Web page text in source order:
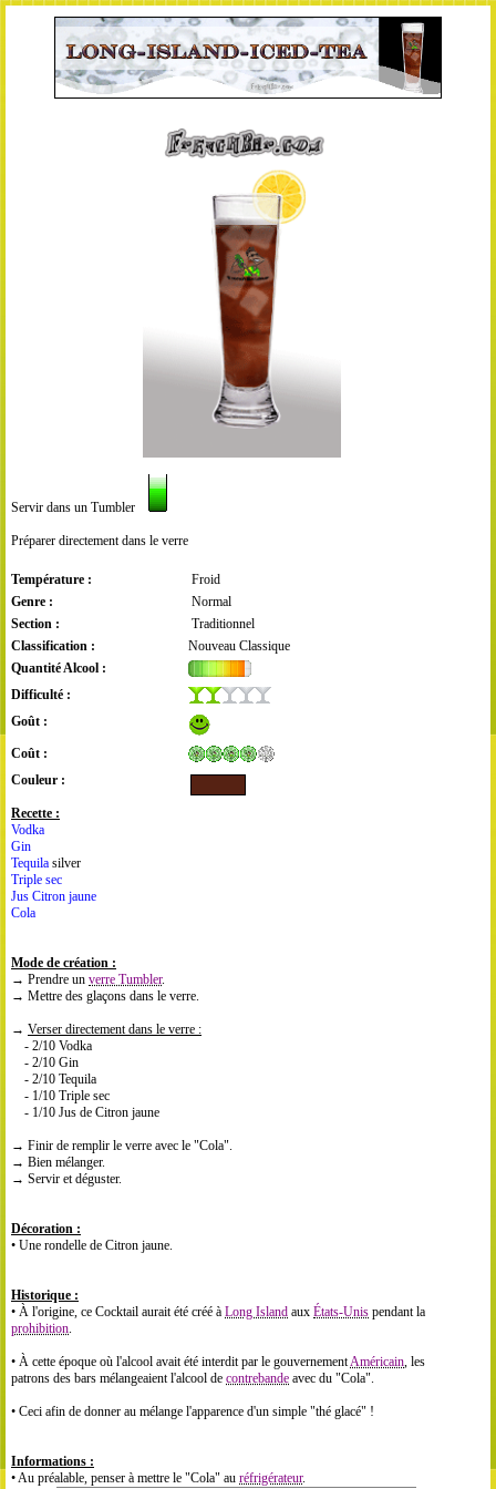
Servir dans un Tumbler
Préparer directement dans le verre
Température :
Froid
Genre :
Normal
Section :
Traditionnel
Classification :
Nouveau Classique
Quantité Alcool :
Difficulté :
Goût :
Coût :
Couleur :
Recette :
Vodka
Gin
Tequila silver
Triple sec
Jus Citron jaune
Cola
Mode de création :
→ Prendre un verre Tumbler.
→ Mettre des glaçons dans le verre.
→ Verser directement dans le verre :
- 2/10 Vodka
- 2/10 Gin
- 2/10 Tequila
- 1/10 Triple sec
- 1/10 Jus de Citron jaune
→ Finir de remplir le verre avec le "Cola".
→ Bien mélanger.
→ Servir et déguster.
Décoration :
• Une rondelle de Citron jaune.
Historique :
• À l'origine, ce Cocktail aurait été créé à Long Island aux États-Unis pendant la
prohibition.
• À cette époque où l'alcool avait été interdit par le gouvernementAméricain, les
patrons des bars mélangeaient l'alcool de contrebande avec du "Cola".
• Ceci afin de donner au mélange l'apparence d'un simple "thé glacé" !
Informations :
• Au préalable, penser à mettre le "Cola" au réfrigérateur.